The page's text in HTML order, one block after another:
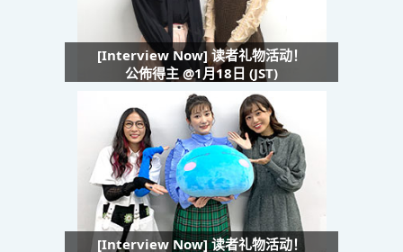
[Interview Now] 读者礼物活动！
公佈得主 @1月18日 (JST)
[Interview Now] 读者礼物活动！